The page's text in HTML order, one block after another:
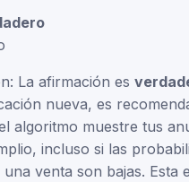
La afirmación es
nueva, es
algoritmo muestre tus
incluso si las
venta son bajas. Esta